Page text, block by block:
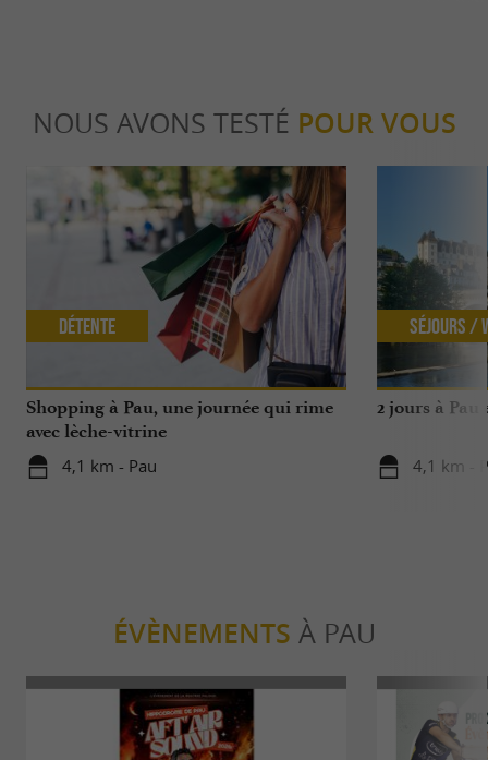
NOUS AVONS TESTÉ POUR VOUS
Shopping à Pau, une journée qui rime
avec lèche-vitrine
4,1 km - Pau
Détente
2 jours à
4,1 km -
Séjours /
ÉVÈNEMENTS À PAU